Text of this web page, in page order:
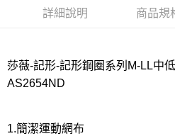
每筆NT$80，滿NT$1,000(含以上)免
付款後門市自取
詳細說明 商品規
莎薇-記形-記形鋼圈系列M-LL中
AS2654ND
1.簡潔運動網布